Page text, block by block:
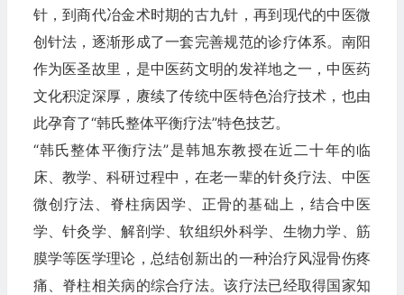
针，到商代冶金术时期的古九针，再到现代的中医微
创针法，逐渐形成了一套完善规范的诊疗体系。南阳
作为医圣故里，是中医药文明的发祥地之一，中医药
文化积淀深厚，赓续了传统中医特色治疗技术，也由
此孕育了“韩氏整体平衡疗法”特色技艺。
“韩氏整体平衡疗法”是韩旭东教授在近二十年的临
床、教学、科研过程中，在老一辈的针灸疗法、中医
微创疗法、脊柱病因学、正骨的基础上，结合中医
学、针灸学、解剖学、软组织外科学、生物力学、筋
膜学等医学理论，总结创新出的一种治疗风湿骨伤疼
痛、脊柱相关病的综合疗法。该疗法已经取得国家知